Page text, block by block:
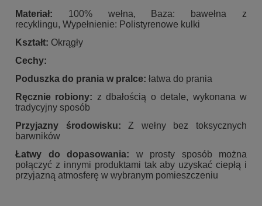
Materiał: 100% wełna, Baza: bawełna z
recyklingu, Wypełnienie: Polistyrenowe kulki
Kształt: Okrągły
Cechy:
Poduszka do prania w pralce: łatwa do prania
Ręcznie robiony: z dbałością o detale, wykonana w
tradycyjny sposób
Przyjazny środowisku: Z wełny bez toksycznych
barwników
Łatwy do dopasowania: w prosty sposób można
połączyć z innymi produktami tak aby uzyskać ciepłą i
przyjazną atmosferę w wybranym pomieszczeniu